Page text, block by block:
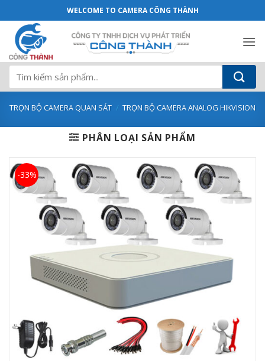
qua
dung
Trọn Bộ 7 Camera Analog HIKVISION
WELCOME TO CAMERA CÔNG THÀNH
Tìm
kiếm:
TRỌN BỘ CAMERA QUAN SÁT / TRỌN BỘ CAMERA ANALOG HIKVISION
PHÂN LOẠI SẢN PHẨM
-33%